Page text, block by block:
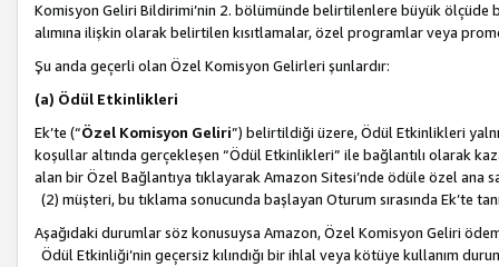
Komisyon Geliri Bildirimi’nin 2. bölümünde belirtilenlere büyük ölçüde
alımına ilişkin olarak belirtilen kısıtlamalar, özel programlar veya
Şu anda geçerli olan Özel Komisyon Gelirleri şunlardır:
(a) Ödül Etkinlikleri
Ek’te (“Özel Komisyon Geliri”) belirtildiği üzere, Ödül Etkinlikleri
koşullar altında gerçekleşen “Ödül Etkinlikleri” ile bağlantılı olarak
alan bir Özel Bağlantıya tıklayarak Amazon Sitesi’nde ödüle özel ana
(2) müşteri, bu tıklama sonucunda başlayan Oturum sırasında Ek’te
Aşağıdaki durumlar söz konusuysa Amazon, Özel Komisyon Geliri
Ödül Etkinliği’nin geçersiz kılındığı bir ihlal veya kötüye kullanım